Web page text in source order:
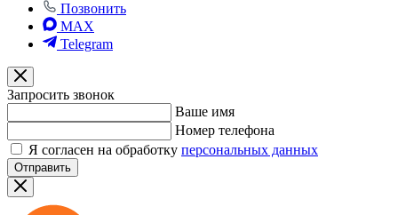
Позвонить
MAX
Telegram
Запросить звонок
Ваше имя
Номер телефона
Я согласен на обработку персональных данных
Отправить